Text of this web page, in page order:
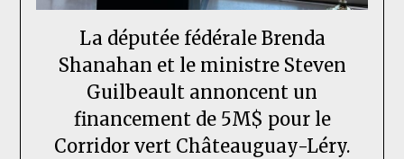
La députée fédérale Brenda
Shanahan et le ministre Steven
Guilbeault annoncent un
financement de 5M$ pour le
Corridor vert Châteauguay-Léry.